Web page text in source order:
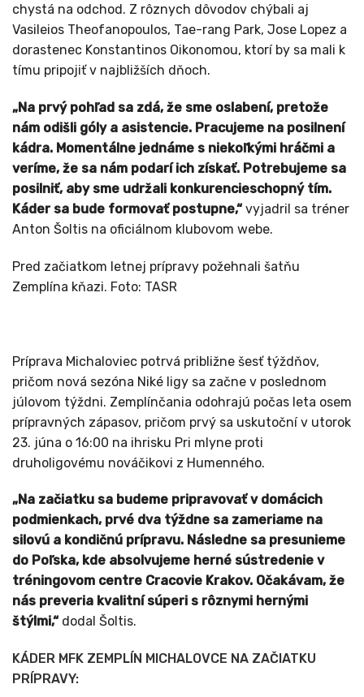
chystá na odchod. Z rôznych dôvodov chýbali aj
Vasileios Theofanopoulos, Tae-rang Park, Jose Lopez a
dorastenec Konstantinos Oikonomou, ktorí by sa mali k
tímu pripojiť v najbližších dňoch.
„Na prvý pohľad sa zdá, že sme oslabení, pretože
nám odišli góly a asistencie. Pracujeme na posilnení
kádra. Momentálne jednáme s niekoľkými hráčmi a
veríme, že sa nám podarí ich získať. Potrebujeme sa
posilniť, aby sme udržali konkurencieschopný tím.
Káder sa bude formovať postupne,“ vyjadril sa tréner
Anton Šoltis na oficiálnom klubovom webe.
Pred začiatkom letnej prípravy požehnali šatňu
Zemplína kňazi. Foto: TASR
Príprava Michaloviec potrvá približne šesť týždňov,
pričom nová sezóna Niké ligy sa začne v poslednom
júlovom týždni. Zemplínčania odohrajú počas leta osem
prípravných zápasov, pričom prvý sa uskutoční v utorok
23. júna o 16:00 na ihrisku Pri mlyne proti
druholigovému nováčikovi z Humenného.
„Na začiatku sa budeme pripravovať v domácich
podmienkach, prvé dva týždne sa zameriame na
silovú a kondičnú prípravu. Následne sa presunieme
do Poľska, kde absolvujeme herné sústredenie v
tréningovom centre Cracovie Krakov. Očakávam, že
nás preveria kvalitní súperi s rôznymi hernými
štýlmi,“ dodal Šoltis.
KÁDER MFK ZEMPLÍN MICHALOVCE NA ZAČIATKU
PRÍPRAVY: